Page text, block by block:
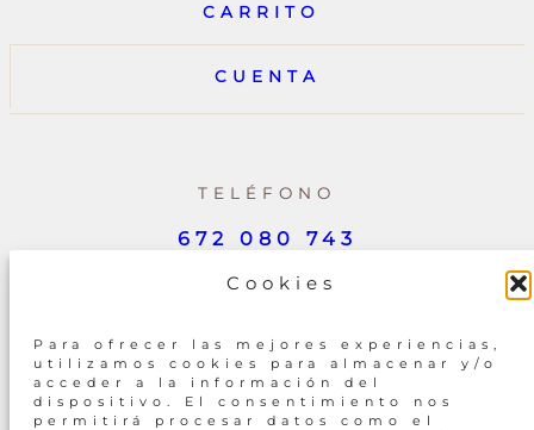
Cookies
Para ofrecer las mejores experiencias,
utilizamos cookies para almacenar y/o
acceder a la información del
dispositivo. El consentimiento nos
permitirá procesar datos como el
CARRITO
CUENTA
TELÉFONO
672 080 743
INFO@KABUKIARTESANIA.COM